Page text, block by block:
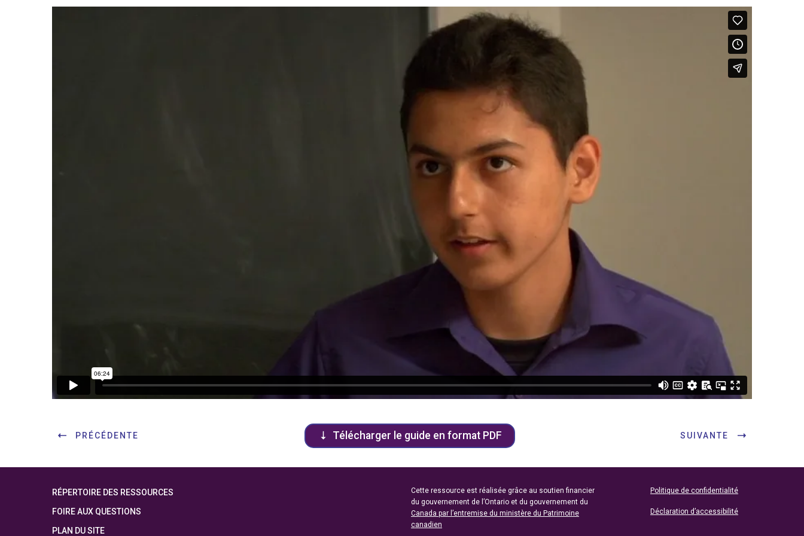
PRÉCÉDENTE Télécharger le guide en format PDF SUIVANTE
RÉPERTOIRE DES RESSOURCES
FOIRE AUX QUESTIONS
PLAN DU SITE
Cette ressource est réalisée grâce au soutien financier
du gouvernement de l’Ontario et du gouvernement du
Canada par l’entremise du ministère du Patrimoine
canadien
Politique de confidentialité
Déclaration d’accessibilité